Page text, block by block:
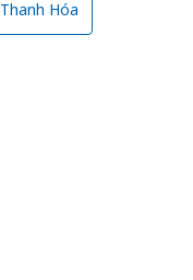
Thanh Hóa
Cà Mau: Tiêu